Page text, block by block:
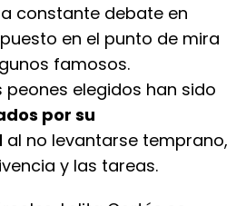
constante debate en
en el punto de mira
famosos.
peones elegidos han sido
por su
al no levantarse temprano,
y las tareas.